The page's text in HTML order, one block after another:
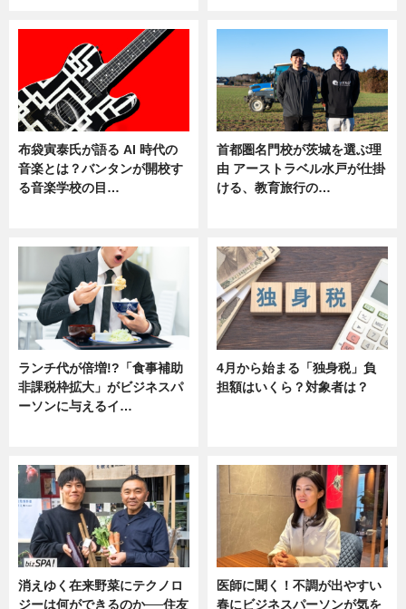
布袋寅泰氏が語る AI 時代の
音楽とは？バンタンが開校す
る音楽学校の目…
首都圏名門校が茨城を選ぶ理
由 アーストラベル水戸が仕掛
ける、教育旅行の…
ランチ代が倍増!?「食事補助
非課税枠拡大」がビジネスパ
ーソンに与えるイ…
4月から始まる「独身税」負
担額はいくら？対象者は？
消えゆく在来野菜にテクノロ
ジーは何ができるのか──住友
医師に聞く！不調が出やすい
春にビジネスパーソンが気を